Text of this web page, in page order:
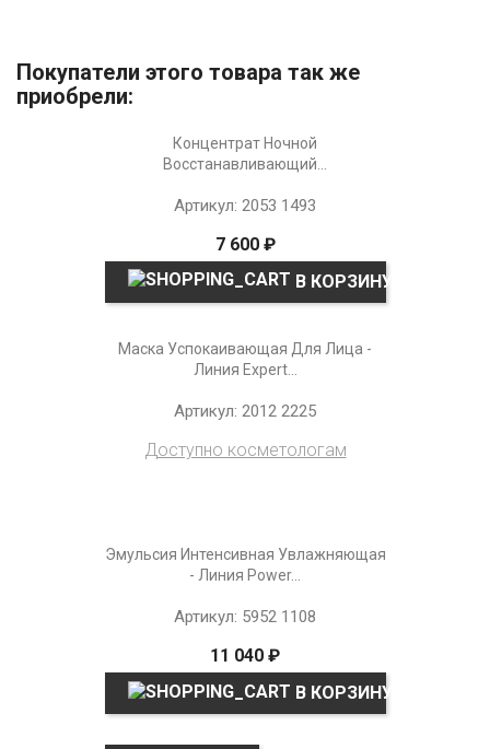
Покупатели этого товара так же
приобрели:
Концентрат Ночной
Восстанавливающий...
Артикул: 2053 1493
7 600 ₽
В КОРЗИНУ
Маска Успокаивающая Для Лица -
Линия Expert...
Артикул: 2012 2225
Доступно косметологам
Эмульсия Интенсивная Увлажняющая
- Линия Power...
Артикул: 5952 1108
11 040 ₽
В КОРЗИНУ